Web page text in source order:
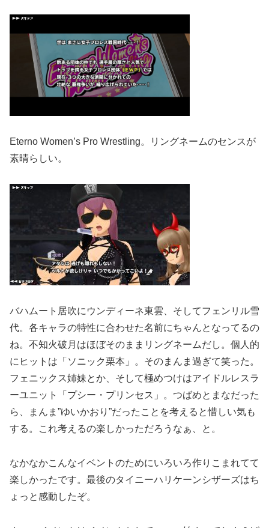
Eterno Women’s Pro Wrestling。リングネームのセンスが
素晴らしい。
バハムート居吹にウンディーネ東雲、そしてフェンリル雪
代。各キャラの特性に合わせた名前にちゃんとなってるの
ね。不知火破月はほぼそのままリングネームだし。個人的
にヒットは「ソニック栗本」。そのまんま過ぎて笑った。
フェニックス姉妹とか、そして極めつけはアイドルレスラ
ーユニット「プシー・プリンセス」。つばめとまなだった
ら、まんま”ゆいかおり”だったことを考えると惜しい気も
する。これ考えるの楽しかっただろうなぁ、と。
なかなかこんなイベントのためにいろいろ作りこまれてて
楽しかったです。最後のタイニーハリケーンシザーズはち
ょっと感動したぞ。